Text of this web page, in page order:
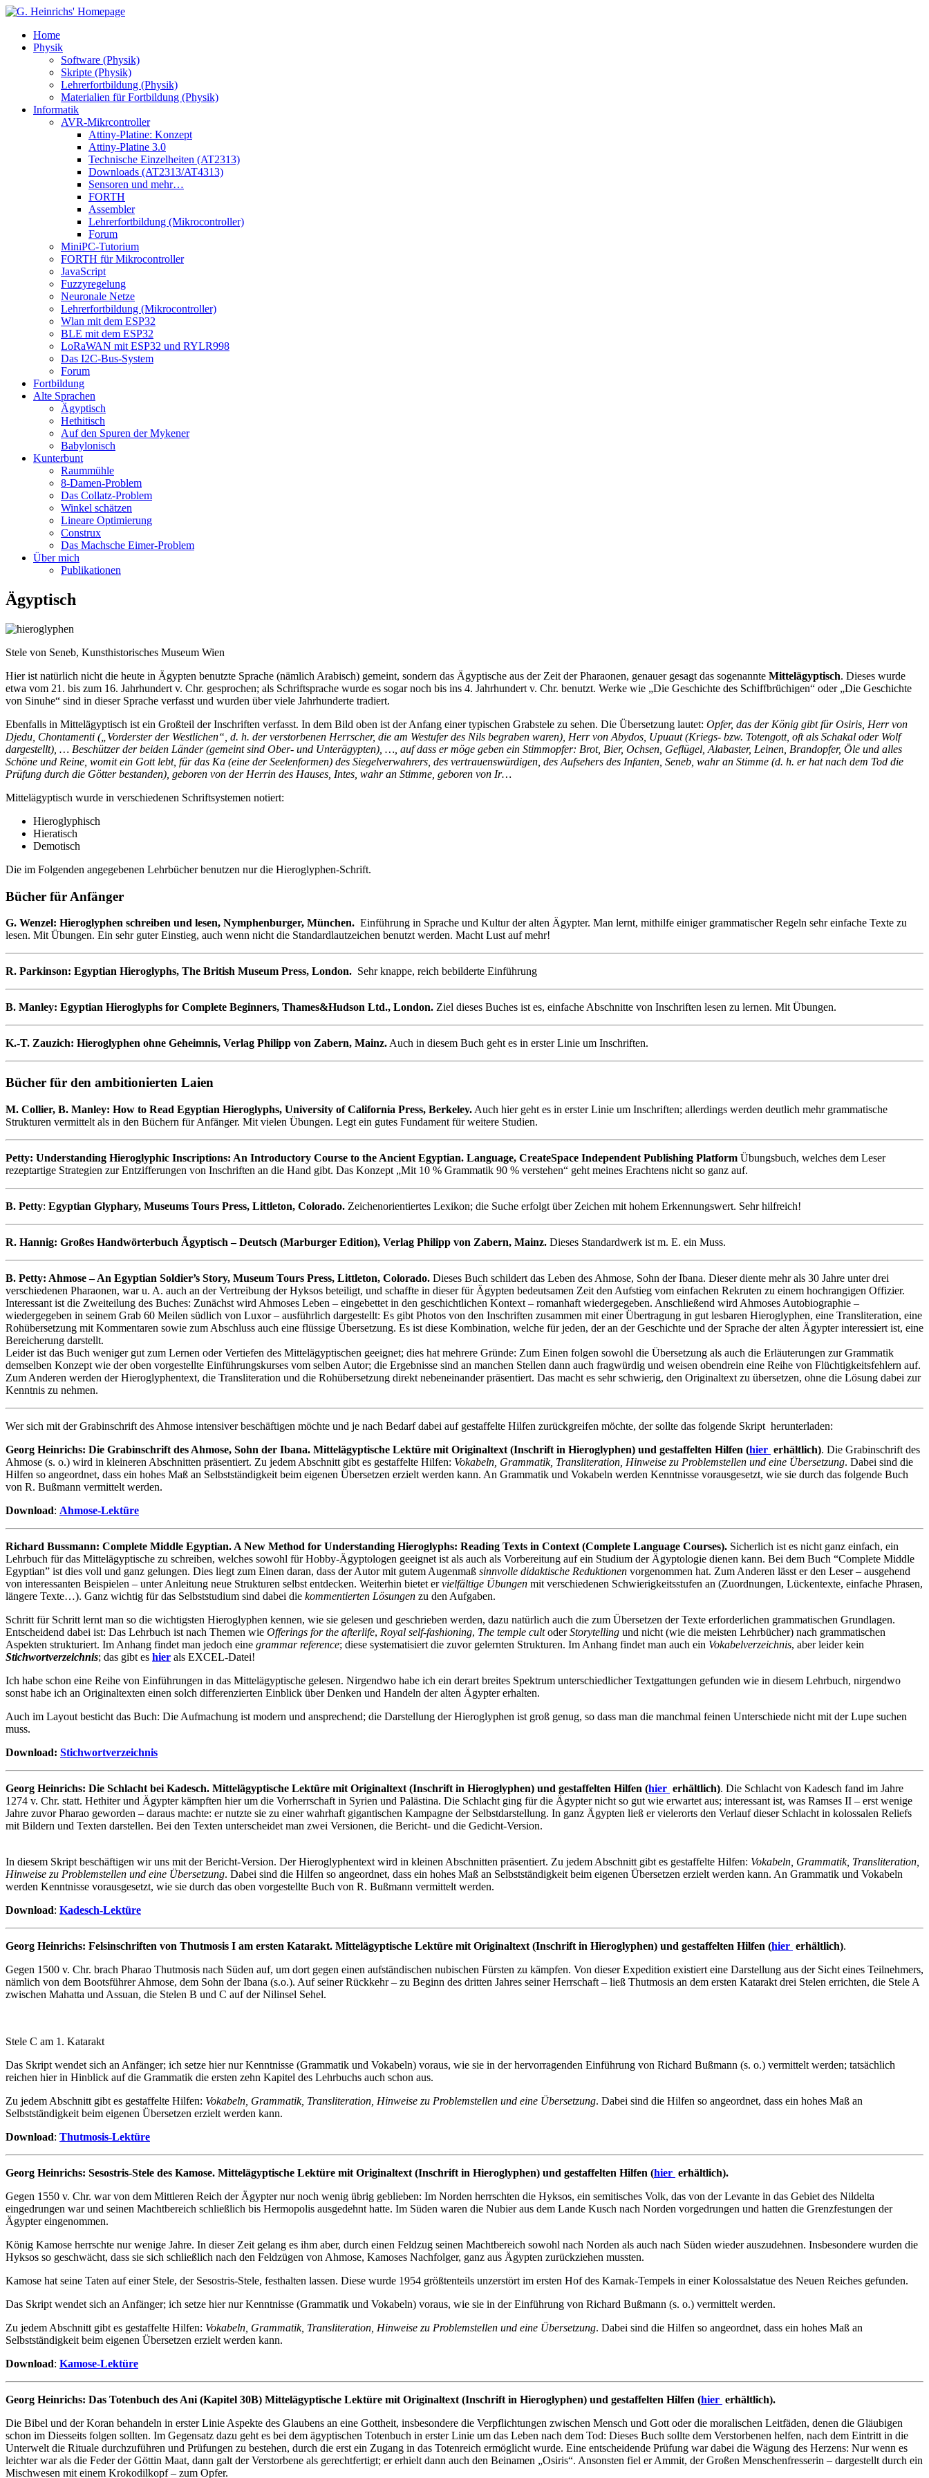
Home
Physik
Software (Physik)
Skripte (Physik)
Lehrerfortbildung (Physik)
Materialien für Fortbildung (Physik)
Informatik
AVR-Mikrcontroller
Attiny-Platine: Konzept
Attiny-Platine 3.0
Technische Einzelheiten (AT2313)
Downloads (AT2313/AT4313)
Sensoren und mehr…
FORTH
Assembler
Lehrerfortbildung (Mikrocontroller)
Forum
MiniPC-Tutorium
FORTH für Mikrocontroller
JavaScript
Fuzzyregelung
Neuronale Netze
Lehrerfortbildung (Mikrocontroller)
Wlan mit dem ESP32
BLE mit dem ESP32
LoRaWAN mit ESP32 und RYLR998
Das I2C-Bus-System
Forum
Fortbildung
Alte Sprachen
Ägyptisch
Hethitisch
Auf den Spuren der Mykener
Babylonisch
Kunterbunt
Raummühle
8-Damen-Problem
Das Collatz-Problem
Winkel schätzen
Lineare Optimierung
Construx
Das Machsche Eimer-Problem
Über mich
Publikationen
Ägyptisch
Stele von Seneb, Kunsthistorisches Museum Wien
Hier ist natürlich nicht die heute in Ägypten benutzte Sprache (nämlich Arabisch) gemeint, sondern das Ägyptische aus der Zeit der Pharaonen, genauer gesagt das sogenannte Mittelägyptisch. Dieses wurde
etwa vom 21. bis zum 16. Jahrhundert v. Chr. gesprochen; als Schriftsprache wurde es sogar noch bis ins 4. Jahrhundert v. Chr. benutzt. Werke wie „Die Geschichte des Schiffbrüchigen“ oder „Die Geschichte
von Sinuhe“ sind in dieser Sprache verfasst und wurden über viele Jahrhunderte tradiert.
Ebenfalls in Mittelägyptisch ist ein Großteil der Inschriften verfasst. In dem Bild oben ist der Anfang einer typischen Grabstele zu sehen. Die Übersetzung lautet: Opfer, das der König gibt für Osiris, Herr von
Djedu, Chontamenti („Vorderster der Westlichen“, d. h. der verstorbenen Herrscher, die am Westufer des Nils begraben waren), Herr von Abydos, Upuaut (Kriegs- bzw. Totengott, oft als Schakal oder Wolf
dargestellt), … Beschützer der beiden Länder (gemeint sind Ober- und Unterägypten), …, auf dass er möge geben ein Stimmopfer: Brot, Bier, Ochsen, Geflügel, Alabaster, Leinen, Brandopfer, Öle und alles
Schöne und Reine, womit ein Gott lebt, für das Ka (eine der Seelenformen) des Siegelverwahrers, des vertrauenswürdigen, des Aufsehers des Infanten, Seneb, wahr an Stimme (d. h. er hat nach dem Tod die
Prüfung durch die Götter bestanden), geboren von der Herrin des Hauses, Intes, wahr an Stimme, geboren von Ir…
Mittelägyptisch wurde in verschiedenen Schriftsystemen notiert:
Hieroglyphisch
Hieratisch
Demotisch
Die im Folgenden angegebenen Lehrbücher benutzen nur die Hieroglyphen-Schrift.
Bücher für Anfänger
G. Wenzel: Hieroglyphen schreiben und lesen, Nymphenburger, München. Einführung in Sprache und Kultur der alten Ägypter. Man lernt, mithilfe einiger grammatischer Regeln sehr einfache Texte zu
lesen. Mit Übungen. Ein sehr guter Einstieg, auch wenn nicht die Standardlautzeichen benutzt werden. Macht Lust auf mehr!
R. Parkinson: Egyptian Hieroglyphs, The British Museum Press, London. Sehr knappe, reich bebilderte Einführung
B. Manley: Egyptian Hieroglyphs for Complete Beginners, Thames&Hudson Ltd., London. Ziel dieses Buches ist es, einfache Abschnitte von Inschriften lesen zu lernen. Mit Übungen.
K.-T. Zauzich: Hieroglyphen ohne Geheimnis, Verlag Philipp von Zabern, Mainz. Auch in diesem Buch geht es in erster Linie um Inschriften.
Bücher für den ambitionierten Laien
M. Collier, B. Manley: How to Read Egyptian Hieroglyphs, University of California Press, Berkeley. Auch hier geht es in erster Linie um Inschriften; allerdings werden deutlich mehr grammatische
Strukturen vermittelt als in den Büchern für Anfänger. Mit vielen Übungen. Legt ein gutes Fundament für weitere Studien.
Petty: Understanding Hieroglyphic Inscriptions: An Introductory Course to the Ancient Egyptian. Language, CreateSpace Independent Publishing Platform Übungsbuch, welches dem Leser
rezeptartige Strategien zur Entzifferungen von Inschriften an die Hand gibt. Das Konzept „Mit 10 % Grammatik 90 % verstehen“ geht meines Erachtens nicht so ganz auf.
B. Petty: Egyptian Glyphary, Museums Tours Press, Littleton, Colorado. Zeichenorientiertes Lexikon; die Suche erfolgt über Zeichen mit hohem Erkennungswert. Sehr hilfreich!
R. Hannig: Großes Handwörterbuch Ägyptisch – Deutsch (Marburger Edition), Verlag Philipp von Zabern, Mainz. Dieses Standardwerk ist m. E. ein Muss.
B. Petty: Ahmose – An Egyptian Soldier’s Story, Museum Tours Press, Littleton, Colorado. Dieses Buch schildert das Leben des Ahmose, Sohn der Ibana. Dieser diente mehr als 30 Jahre unter drei
verschiedenen Pharaonen, war u. A. auch an der Vertreibung der Hyksos beteiligt, und schaffte in dieser für Ägypten bedeutsamen Zeit den Aufstieg vom einfachen Rekruten zu einem hochrangigen Offizier.
Interessant ist die Zweiteilung des Buches: Zunächst wird Ahmoses Leben – eingebettet in den geschichtlichen Kontext – romanhaft wiedergegeben. Anschließend wird Ahmoses Autobiographie –
wiedergegeben in seinem Grab 60 Meilen südlich von Luxor – ausführlich dargestellt: Es gibt Photos von den Inschriften zusammen mit einer Übertragung in gut lesbaren Hieroglyphen, eine Transliteration, eine
Rohübersetzung mit Kommentaren sowie zum Abschluss auch eine flüssige Übersetzung. Es ist diese Kombination, welche für jeden, der an der Geschichte und der Sprache der alten Ägypter interessiert ist, eine
Bereicherung darstellt.
Leider ist das Buch weniger gut zum Lernen oder Vertiefen des Mittelägyptischen geeignet; dies hat mehrere Gründe: Zum Einen folgen sowohl die Übersetzung als auch die Erläuterungen zur Grammatik
demselben Konzept wie der oben vorgestellte Einführungskurses vom selben Autor; die Ergebnisse sind an manchen Stellen dann auch fragwürdig und weisen obendrein eine Reihe von Flüchtigkeitsfehlern auf.
Zum Anderen werden der Hieroglyphentext, die Transliteration und die Rohübersetzung direkt nebeneinander präsentiert. Das macht es sehr schwierig, den Originaltext zu übersetzen, ohne die Lösung dabei zur
Kenntnis zu nehmen.
Wer sich mit der Grabinschrift des Ahmose intensiver beschäftigen möchte und je nach Bedarf dabei auf gestaffelte Hilfen zurückgreifen möchte, der sollte das folgende Skript herunterladen:
Georg Heinrichs: Die Grabinschrift des Ahmose, Sohn der Ibana. Mittelägyptische Lektüre mit Originaltext (Inschrift in Hieroglyphen) und gestaffelten Hilfen (hier erhältlich). Die Grabinschrift des
Ahmose (s. o.) wird in kleineren Abschnitten präsentiert. Zu jedem Abschnitt gibt es gestaffelte Hilfen: Vokabeln, Grammatik, Transliteration, Hinweise zu Problemstellen und eine Übersetzung. Dabei sind die
Hilfen so angeordnet, dass ein hohes Maß an Selbstständigkeit beim eigenen Übersetzen erzielt werden kann. An Grammatik und Vokabeln werden Kenntnisse vorausgesetzt, wie sie durch das folgende Buch
von R. Bußmann vermittelt werden.
Download: Ahmose-Lektüre
Richard Bussmann: Complete Middle Egyptian. A New Method for Understanding Hieroglyphs: Reading Texts in Context (Complete Language Courses). Sicherlich ist es nicht ganz einfach, ein
Lehrbuch für das Mittelägyptische zu schreiben, welches sowohl für Hobby-Ägyptologen geeignet ist als auch als Vorbereitung auf ein Studium der Ägyptologie dienen kann. Bei dem Buch “Complete Middle
Egyptian” ist dies voll und ganz gelungen. Dies liegt zum Einen daran, dass der Autor mit gutem Augenmaß sinnvolle didaktische Reduktionen vorgenommen hat. Zum Anderen lässt er den Leser – ausgehend
von interessanten Beispielen – unter Anleitung neue Strukturen selbst entdecken. Weiterhin bietet ervielfältige Übungen mit verschiedenen Schwierigkeitsstufen an (Zuordnungen, Lückentexte, einfache Phrasen,
längere Texte…). Ganz wichtig für das Selbststudium sind dabei die kommentierten Lösungen zu den Aufgaben.
Schritt für Schritt lernt man so die wichtigsten Hieroglyphen kennen, wie sie gelesen und geschrieben werden, dazu natürlich auch die zum Übersetzen der Texte erforderlichen grammatischen Grundlagen.
Entscheidend dabei ist: Das Lehrbuch ist nach Themen wie Offerings for the afterlife, Royal self-fashioning, The temple cultoderStorytelling und nicht (wie die meisten Lehrbücher) nach grammatischen
Aspekten strukturiert. Im Anhang findet man jedoch eine grammar reference; diese systematisiert die zuvor gelernten Strukturen. Im Anhang findet man auch ein Vokabelverzeichnis, aber leider kein
Stichwortverzeichnis; das gibt es hier als EXCEL-Datei!
Ich habe schon eine Reihe von Einführungen in das Mittelägyptische gelesen. Nirgendwo habe ich ein derart breites Spektrum unterschiedlicher Textgattungen gefunden wie in diesem Lehrbuch, nirgendwo
sonst habe ich an Originaltexten einen solch differenzierten Einblick über Denken und Handeln der alten Ägypter erhalten.
Auch im Layout besticht das Buch: Die Aufmachung ist modern und ansprechend; die Darstellung der Hieroglyphen ist groß genug, so dass man die manchmal feinen Unterschiede nicht mit der Lupe suchen
muss.
Download: Stichwortverzeichnis
Georg Heinrichs: Die Schlacht bei Kadesch. Mittelägyptische Lektüre mit Originaltext (Inschrift in Hieroglyphen) und gestaffelten Hilfen (hier erhältlich). Die Schlacht von Kadesch fand im Jahre
1274 v. Chr. statt. Hethiter und Ägypter kämpften hier um die Vorherrschaft in Syrien und Palästina. Die Schlacht ging für die Ägypter nicht so gut wie erwartet aus; interessant ist, was Ramses II – erst wenige
Jahre zuvor Pharao geworden – daraus machte: er nutzte sie zu einer wahrhaft gigantischen Kampagne der Selbstdarstellung. In ganz Ägypten ließ er vielerorts den Verlauf dieser Schlacht in kolossalen Reliefs
mit Bildern und Texten darstellen. Bei den Texten unterscheidet man zwei Versionen, die Bericht- und die Gedicht-Version.
In diesem Skript beschäftigen wir uns mit der Bericht-Version. Der Hieroglyphentext wird in kleinen Abschnitten präsentiert. Zu jedem Abschnitt gibt es gestaffelte Hilfen: Vokabeln, Grammatik, Transliteration,
Hinweise zu Problemstellen und eine Übersetzung. Dabei sind die Hilfen so angeordnet, dass ein hohes Maß an Selbstständigkeit beim eigenen Übersetzen erzielt werden kann. An Grammatik und Vokabeln
werden Kenntnisse vorausgesetzt, wie sie durch das oben vorgestellte Buch von R. Bußmann vermittelt werden.
Download: Kadesch-Lektüre
Georg Heinrichs: Felsinschriften von Thutmosis I am ersten Katarakt. Mittelägyptische Lektüre mit Originaltext (Inschrift in Hieroglyphen) und gestaffelten Hilfen (hier erhältlich).
Gegen 1500 v. Chr. brach Pharao Thutmosis nach Süden auf, um dort gegen einen aufständischen nubischen Fürsten zu kämpfen. Von dieser Expedition existiert eine Darstellung aus der Sicht eines Teilnehmers,
nämlich von dem Bootsführer Ahmose, dem Sohn der Ibana (s.o.). Auf seiner Rückkehr – zu Beginn des dritten Jahres seiner Herrschaft – ließ Thutmosis an dem ersten Katarakt drei Stelen errichten, die Stele A
zwischen Mahatta und Assuan, die Stelen B und C auf der Nilinsel Sehel.
Stele C am 1. Katarakt
Das Skript wendet sich an Anfänger; ich setze hier nur Kenntnisse (Grammatik und Vokabeln) voraus, wie sie in der hervorragenden Einführung von Richard Bußmann (s. o.) vermittelt werden; tatsächlich
reichen hier in Hinblick auf die Grammatik die ersten zehn Kapitel des Lehrbuchs auch schon aus.
Zu jedem Abschnitt gibt es gestaffelte Hilfen: Vokabeln, Grammatik, Transliteration, Hinweise zu Problemstellen und eine Übersetzung. Dabei sind die Hilfen so angeordnet, dass ein hohes Maß an
Selbstständigkeit beim eigenen Übersetzen erzielt werden kann.
Download: Thutmosis-Lektüre
Georg Heinrichs: Sesostris-Stele des Kamose. Mittelägyptische Lektüre mit Originaltext (Inschrift in Hieroglyphen) und gestaffelten Hilfen (hier erhältlich).
Gegen 1550 v. Chr. war von dem Mittleren Reich der Ägypter nur noch wenig übrig geblieben: Im Norden herrschten die Hyksos, ein semitisches Volk, das von der Levante in das Gebiet des Nildelta
eingedrungen war und seinen Machtbereich schließlich bis Hermopolis ausgedehnt hatte. Im Süden waren die Nubier aus dem Lande Kusch nach Norden vorgedrungen und hatten die Grenzfestungen der
Ägypter eingenommen.
König Kamose herrschte nur wenige Jahre. In dieser Zeit gelang es ihm aber, durch einen Feldzug seinen Machtbereich sowohl nach Norden als auch nach Süden wieder auszudehnen. Insbesondere wurden die
Hyksos so geschwächt, dass sie sich schließlich nach den Feldzügen von Ahmose, Kamoses Nachfolger, ganz aus Ägypten zurückziehen mussten.
Kamose hat seine Taten auf einer Stele, der Sesostris-Stele, festhalten lassen. Diese wurde 1954 größtenteils unzerstört im ersten Hof des Karnak-Tempels in einer Kolossalstatue des Neuen Reiches gefunden.
Das Skript wendet sich an Anfänger; ich setze hier nur Kenntnisse (Grammatik und Vokabeln) voraus, wie sie in der Einführung von Richard Bußmann (s. o.) vermittelt werden.
Zu jedem Abschnitt gibt es gestaffelte Hilfen: Vokabeln, Grammatik, Transliteration, Hinweise zu Problemstellen und eine Übersetzung. Dabei sind die Hilfen so angeordnet, dass ein hohes Maß an
Selbstständigkeit beim eigenen Übersetzen erzielt werden kann.
Download: Kamose-Lektüre
Georg Heinrichs: Das Totenbuch des Ani (Kapitel 30B) Mittelägyptische Lektüre mit Originaltext (Inschrift in Hieroglyphen) und gestaffelten Hilfen (hier erhältlich).
Die Bibel und der Koran behandeln in erster Linie Aspekte des Glaubens an eine Gottheit, insbesondere die Verpflichtungen zwischen Mensch und Gott oder die moralischen Leitfäden, denen die Gläubigen
schon im Diesseits folgen sollten. Im Gegensatz dazu geht es bei dem ägyptischen Totenbuch in erster Linie um das Leben nach dem Tod: Dieses Buch sollte dem Verstorbenen helfen, nach dem Eintritt in die
Unterwelt die Rituale durchzuführen und Prüfungen zu bestehen, durch die erst ein Zugang in das Totenreich ermöglicht wurde. Eine entscheidende Prüfung war dabei die Wägung des Herzens: Nur wenn es
leichter war als die Feder der Göttin Maat, dann galt der Verstorbene als gerechtfertigt; er erhielt dann auch den Beinamen „Osiris“. Ansonsten fiel er Ammit, der Großen Menschenfresserin – dargestellt durch ein
Mischwesen mit einem Krokodilkopf – zum Opfer.